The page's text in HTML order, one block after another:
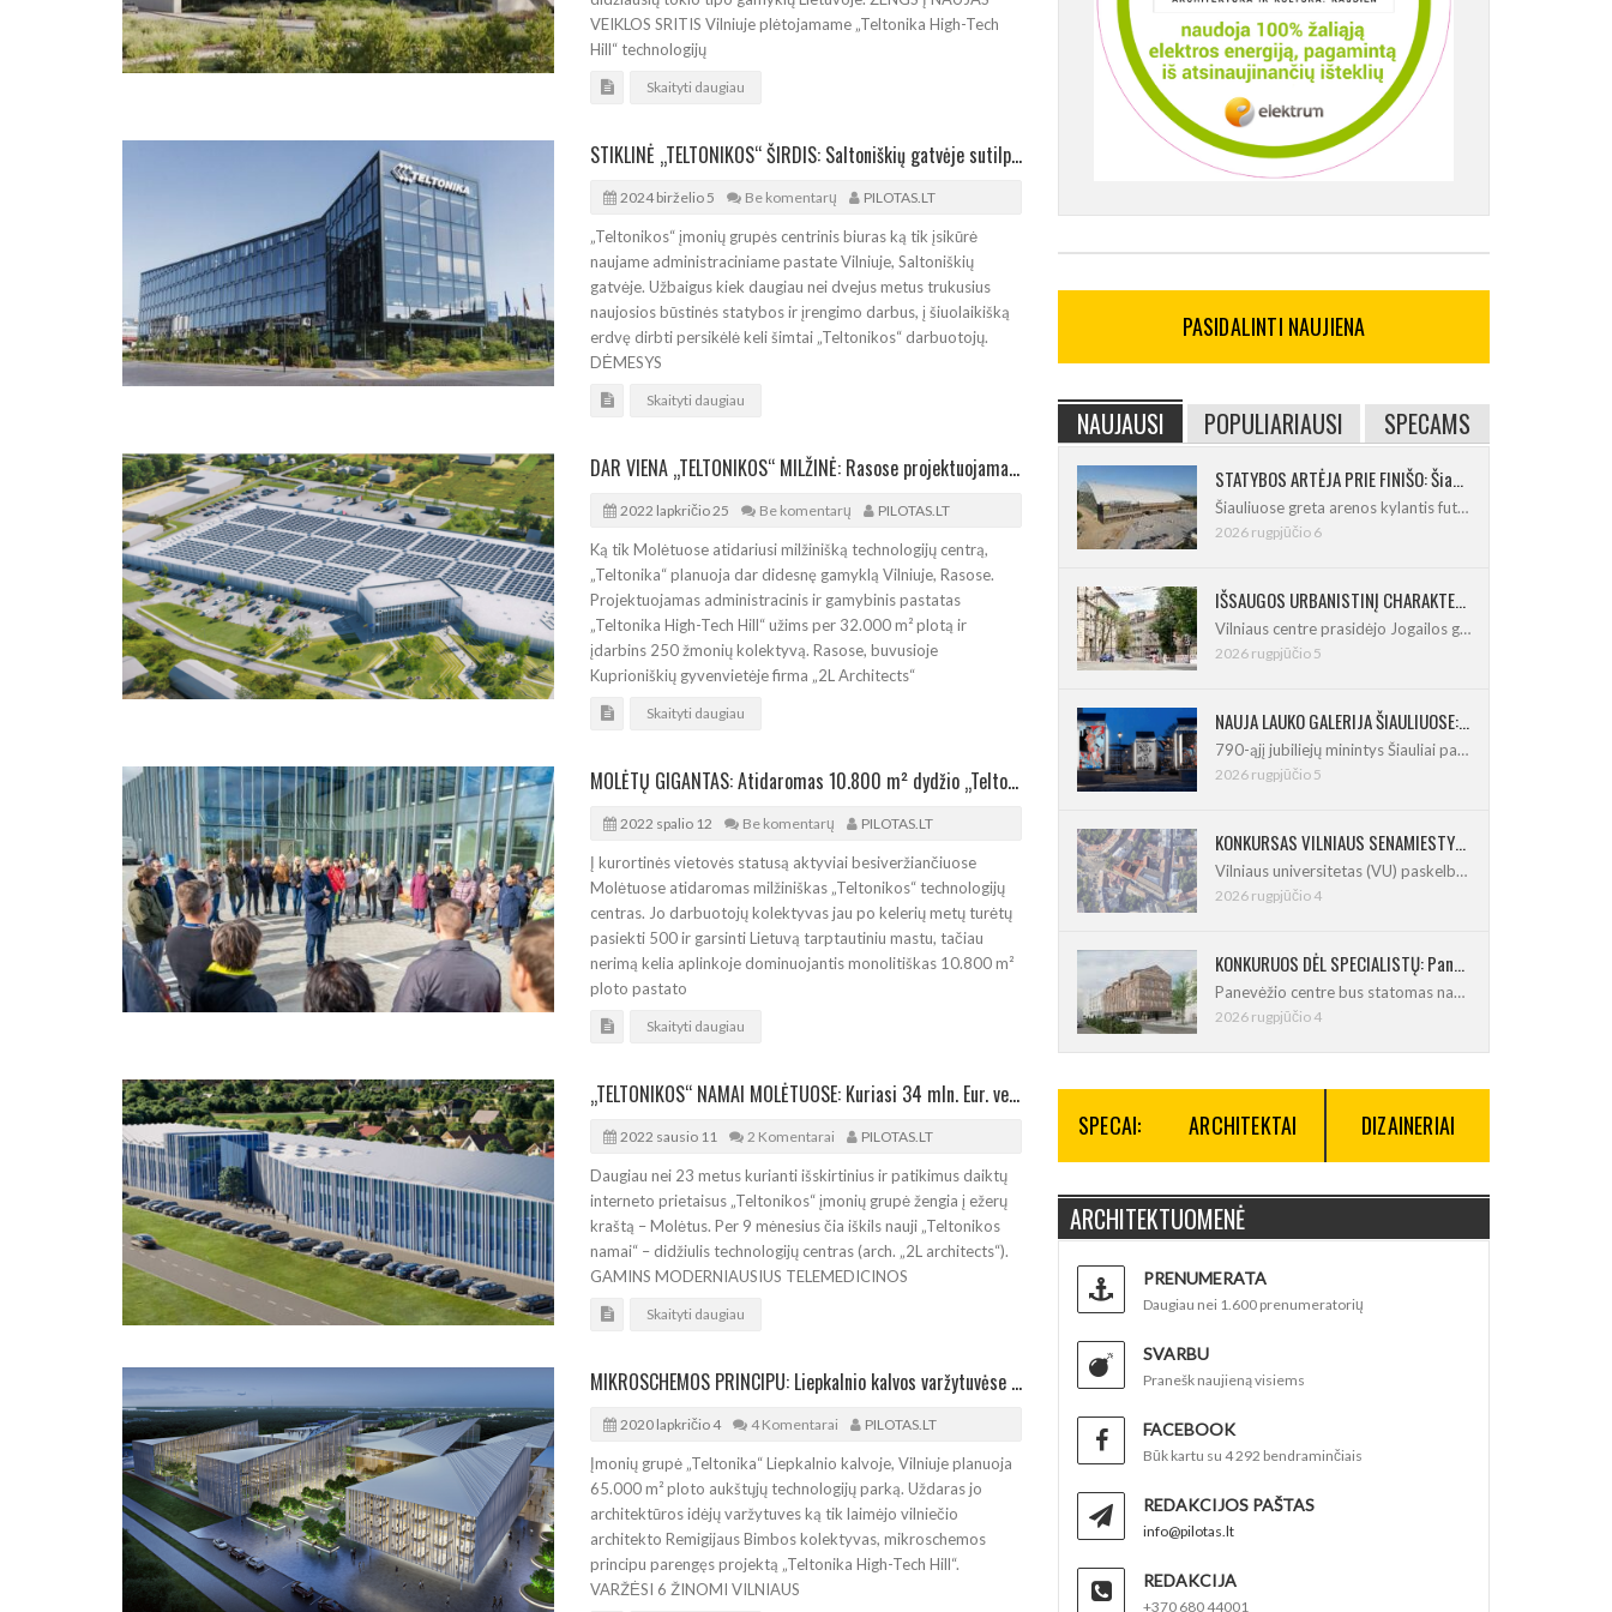
VEIKLOS SRITIS Vilniuje plėtojamame „Teltonika High-Tech
Hill“ technologijų
Skaityti daugiau
STIKLINĖ „TELTONIKOS“ ŠIRDIS: Saltoniškių gatvėje sutilps 400 biuro darbuotojų
2024 birželio 5 Be komentarų PILOTAS.LT
„Teltonikos“ įmonių grupės centrinis biuras ką tik įsikūrė
naujame administraciniame pastate Vilniuje, Saltoniškių
gatvėje. Užbaigus kiek daugiau nei dvejus metus trukusius
naujosios būstinės statybos ir įrengimo darbus, į šiuolaikišką
erdvę dirbti persikėlė keli šimtai „Teltonikos“ darbuotojų.
DĖMESYS
Skaityti daugiau
DAR VIENA „TELTONIKOS“ MILŽINĖ: Rasose projektuojama per 32.000 m² ploto gamykla
2022 lapkričio 25 Be komentarų PILOTAS.LT
Ką tik Molėtuose atidariusi milžinišką technologijų centrą,
„Teltonika“ planuoja dar didesnę gamyklą Vilniuje, Rasose.
Projektuojamas administracinis ir gamybinis pastatas
„Teltonika High-Tech Hill“ užims per 32.000 m² plotą ir
įdarbins 250 žmonių kolektyvą. Rasose, buvusioje
Kuprioniškių gyvenvietėje firma „2L Architects“
Skaityti daugiau
MOLĖTŲ GIGANTAS: Atidaromas 10.800 m² dydžio „Teltonikos“ technologijų centras
2022 spalio 12 Be komentarų PILOTAS.LT
Į kurortinės vietovės statusą aktyviai besiveržiančiuose
Molėtuose atidaromas milžiniškas „Teltonikos“ technologijų
centras. Jo darbuotojų kolektyvas jau po kelerių metų turėtų
pasiekti 500 ir garsinti Lietuvą tarptautiniu mastu, tačiau
nerimą kelia aplinkoje dominuojantis monolitiškas 10.800 m²
ploto pastato
Skaityti daugiau
„TELTONIKOS“ NAMAI MOLĖTUOSE: Kuriasi 34 mln. Eur. vertės technologijų centras
2022 sausio 11 2 Komentarai PILOTAS.LT
Daugiau nei 23 metus kurianti išskirtinius ir patikimus daiktų
interneto prietaisus „Teltonikos“ įmonių grupė žengia į ežerų
kraštą – Molėtus. Per 9 mėnesius čia iškils nauji „Teltonikos
namai“ – didžiulis technologijų centras (arch. „2L architects“).
GAMINS MODERNIAUSIUS TELEMEDICINOS
Skaityti daugiau
MIKROSCHEMOS PRINCIPU: Liepkalnio kalvos varžytuvėse laimėjo Remigijus Bimba
2020 lapkričio 4 4 Komentarai PILOTAS.LT
Įmonių grupė „Teltonika“ Liepkalnio kalvoje, Vilniuje planuoja
65.000 m² ploto aukštųjų technologijų parką. Uždaras jo
architektūros idėjų varžytuves ką tik laimėjo vilniečio
architekto Remigijaus Bimbos kolektyvas, mikroschemos
principu parengęs projektą „Teltonika High-Tech Hill“.
VARŽĖSI 6 ŽINOMI VILNIAUS
PASIDALINTI NAUJIENA
NAUJAUSI POPULIARIAUSI SPECAMS
STATYBOS ARTĖJA PRIE FINIŠO: Šiaulių futbolo ir regbio maniežas įgavo kontūrus
Šiauliuose greta arenos kylantis futbolo
2026 rugpjūčio 6
IŠSAUGOS URBANISTINĮ CHARAKTERĮ: Vilniuje pradėtas Jogailos gatvės remontas
Vilniaus centre prasidėjo Jogailos gatvės
2026 rugpjūčio 5
NAUJA LAUKO GALERIJA ŠIAULIUOSE: Pirmoje ekspozicijoje – Eduardo Juchnevičiaus kūryba
790-ąjį jubiliejų minintys Šiauliai pasipildo
2026 rugpjūčio 5
KONKURSAS VILNIAUS SENAMIESTYJE: Vilniaus universitetui reikia pedagogų rengimo centro
Vilniaus universitetas (VU) paskelbė pastatų
2026 rugpjūčio 4
KONKURUOS DĖL SPECIALISTŲ: Panevėžio centre iškils naujas 21 būsto namas
Panevėžio centre bus statomas naujas
2026 rugpjūčio 4
SPECAI: ARCHITEKTAI DIZAINERIAI
ARCHITEKTUOMENĖ
PRENUMERATA
Daugiau nei 1.600 prenumeratorių
SVARBU
Pranešk naujieną visiems
FACEBOOK
Būk kartu su 4 292 bendraminčiais
REDAKCIJOS PAŠTAS
info@pilotas.lt
REDAKCIJA
+370 680 44001